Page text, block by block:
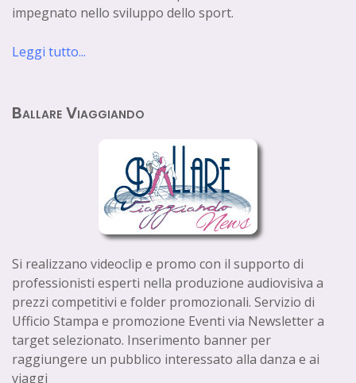
impegnato nello sviluppo dello sport.
Leggi tutto...
Ballare Viaggiando
Si realizzano videoclip e promo con il supporto di
professionisti esperti nella produzione audiovisiva a
prezzi competitivi e folder promozionali. Servizio di
Ufficio Stampa e promozione Eventi via Newsletter a
target selezionato. Inserimento banner per
raggiungere un pubblico interessato alla danza e ai
viaggi